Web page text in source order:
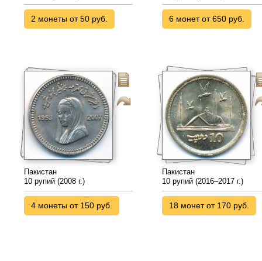
2 монеты от 50 руб. 6 монет от 650 руб.
Пакистан
10 рупий (2008 г.)
4 монеты от 150 руб.
Пакистан
10 рупий (2016–2017 г.)
18 монет от 170 руб.